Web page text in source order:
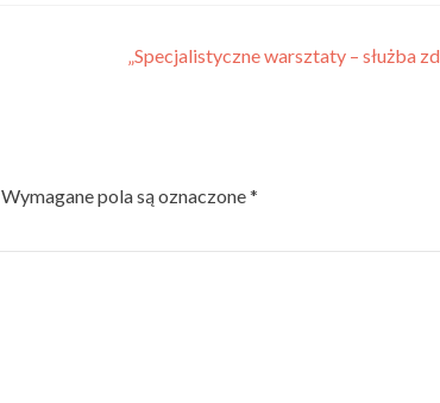
„Specjalistyczne warsztaty – służba
Wymagane pola są oznaczone*